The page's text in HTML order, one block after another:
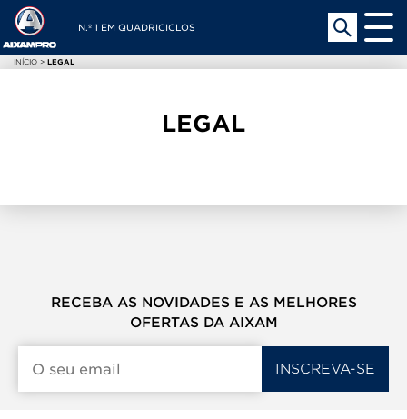
N.º 1 EM QUADRICICLOS
INÍCIO > LEGAL
LEGAL
RECEBA AS NOVIDADES E AS MELHORES
OFERTAS DA AIXAM